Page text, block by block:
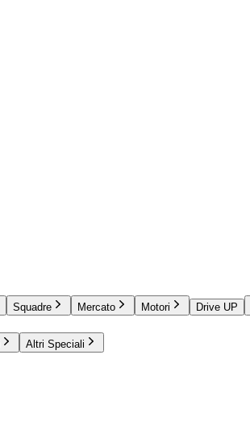
Squadre Mercato Motori Drive UP
Altri Speciali